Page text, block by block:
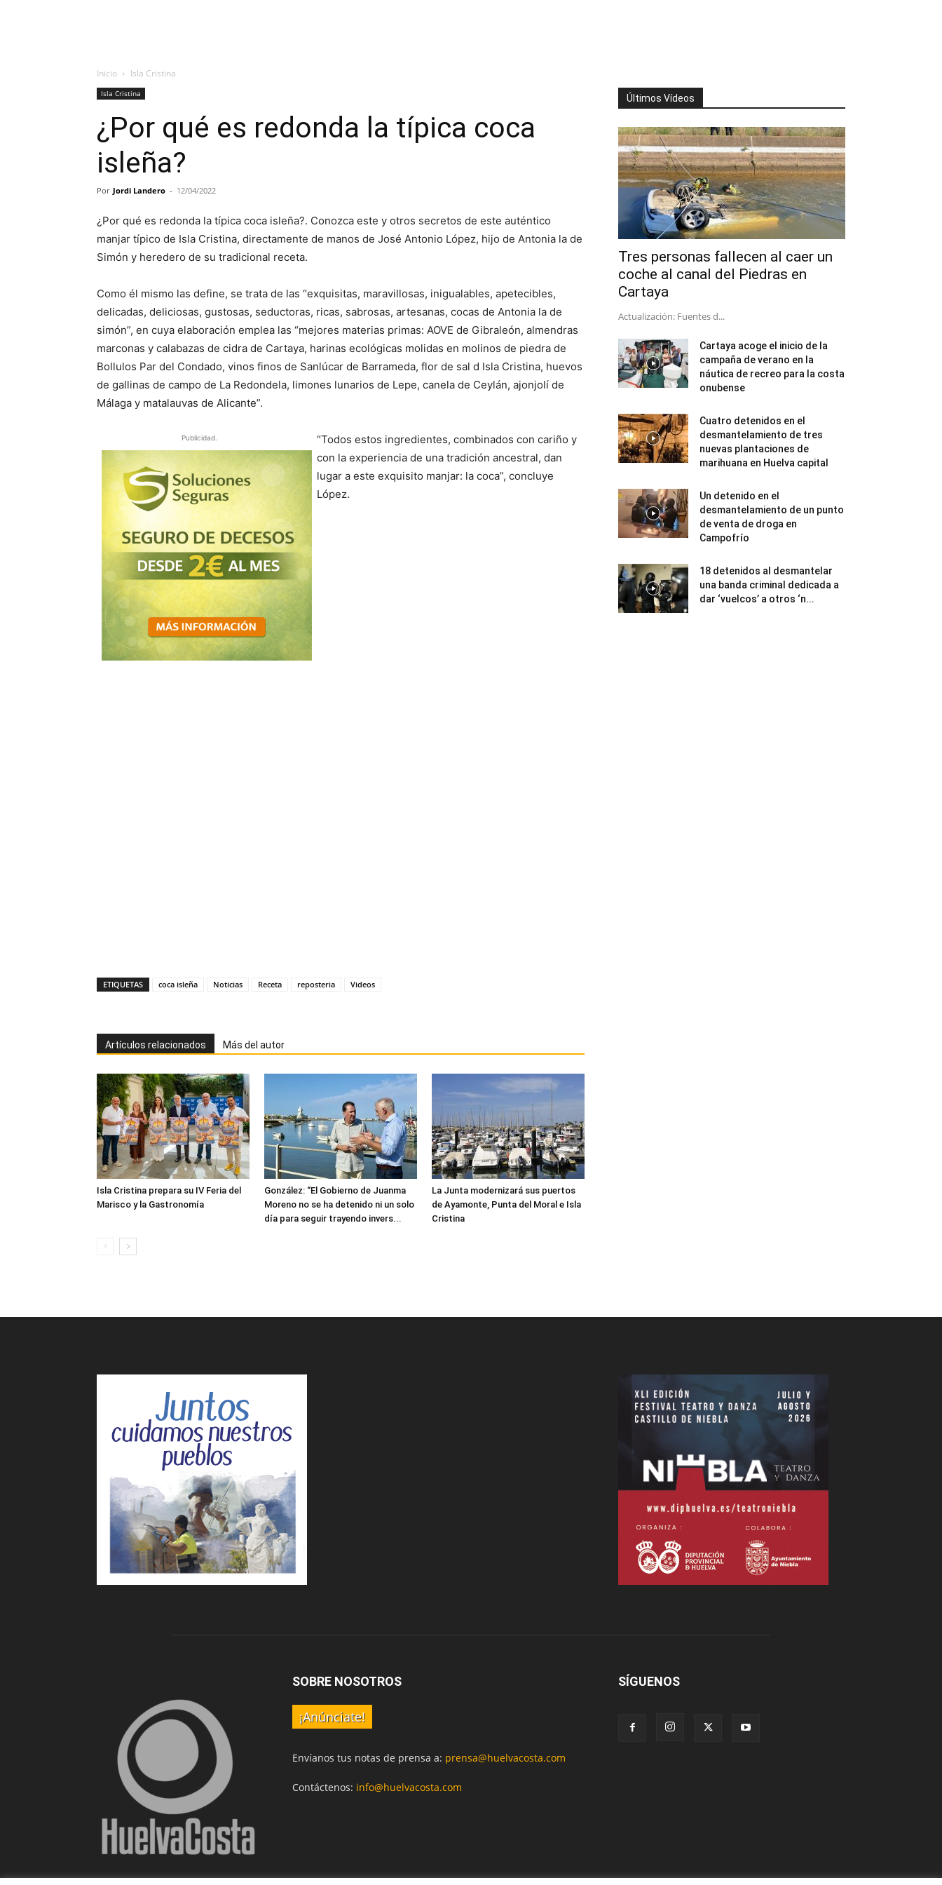
Inicio Isla Cristina
Isla Cristina
¿Por qué es redonda la típica coca
isleña?
Por Jordi Landero - 12/04/2022
¿Por qué es redonda la típica coca isleña?. Conozca este y otros secretos de este auténtico
manjar típico de Isla Cristina, directamente de manos de José Antonio López, hijo de Antonia la de
Simón y heredero de su tradicional receta.
Como él mismo las define, se trata de las “exquisitas, maravillosas, inigualables, apetecibles,
delicadas, deliciosas, gustosas, seductoras, ricas, sabrosas, artesanas, cocas de Antonia la de
simón”, en cuya elaboración emplea las “mejores materias primas: AOVE de Gibraleón, almendras
marconas y calabazas de cidra de Cartaya, harinas ecológicas molidas en molinos de piedra de
Bollulos Par del Condado, vinos finos de Sanlúcar de Barrameda, flor de sal d Isla Cristina, huevos
de gallinas de campo de La Redondela, limones lunarios de Lepe, canela de Ceylán, ajonjolí de
Málaga y matalauvas de Alicante”.
Publicidad.
“Todos estos ingredientes, combinados con cariño y
con la experiencia de una tradición ancestral, dan
lugar a este exquisito manjar: la coca”, concluye
López.
ETIQUETAS coca isleña Noticias Receta reposteria Videos
Artículos relacionados Más del autor
Isla Cristina prepara su IV Feria del
Marisco y la Gastronomía
González: “El Gobierno de Juanma
Moreno no se ha detenido ni un solo
día para seguir trayendo invers...
La Junta modernizará sus puertos
de Ayamonte, Punta del Moral e Isla
Cristina
Últimos Vídeos
Tres personas fallecen al caer un
coche al canal del Piedras en
Cartaya
Actualización: Fuentes d...
Cartaya acoge el inicio de la
campaña de verano en la
náutica de recreo para la costa
onubense
Cuatro detenidos en el
desmantelamiento de tres
nuevas plantaciones de
marihuana en Huelva capital
Un detenido en el
desmantelamiento de un punto
de venta de droga en
Campofrío
18 detenidos al desmantelar
una banda criminal dedicada a
dar ‘vuelcos’ a otros ‘n...
SOBRE NOSOTROS
¡Anúnciate!
Envíanos tus notas de prensa a: prensa@huelvacosta.com
Contáctenos: info@huelvacosta.com
SÍGUENOS